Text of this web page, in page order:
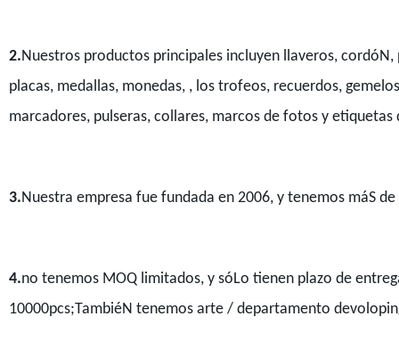
2.Nuestros productos principales incluyen llaveros,
placas, medallas, monedas, , los trofeos, recuerdos,
marcadores, pulseras, collares, marcos de fotos y
3.Nuestra empresa fue fundada en 2006, y tenemos máS
4.no tenemos MOQ limitados, y sóLo tienen plazo de
10000pcs;TambiéN tenemos arte / departamento